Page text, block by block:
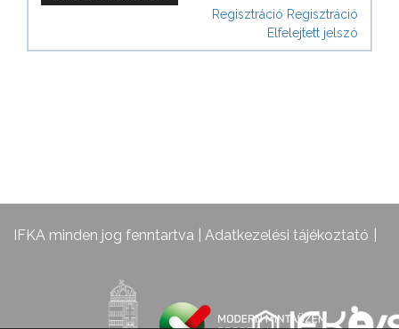
Regisztráció Regisztráció
Elfelejtett jelszó
IFKA minden jog fenntartva | Adatkezelési tájékoztató